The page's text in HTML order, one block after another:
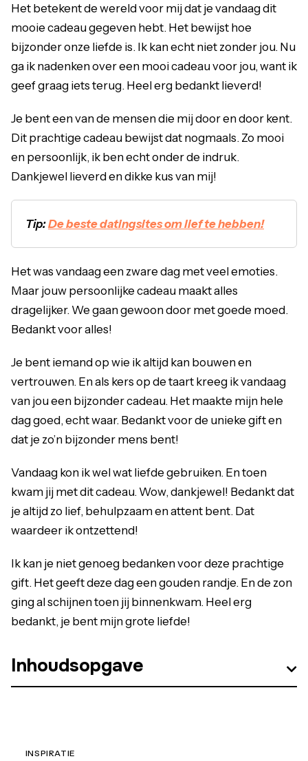
Het betekent de wereld voor mij dat je vandaag dit
mooie cadeau gegeven hebt. Het bewijst hoe
bijzonder onze liefde is. Ik kan echt niet zonder jou. Nu
ga ik nadenken over een mooi cadeau voor jou, want ik
geef graag iets terug. Heel erg bedankt lieverd!
Je bent een van de mensen die mij door en door kent.
Dit prachtige cadeau bewijst dat nogmaals. Zo mooi
en persoonlijk, ik ben echt onder de indruk.
Dankjewel lieverd en dikke kus van mij!
Tip:De beste datingsites om lief te hebben!
Het was vandaag een zware dag met veel emoties.
Maar jouw persoonlijke cadeau maakt alles
dragelijker. We gaan gewoon door met goede moed.
Bedankt voor alles!
Je bent iemand op wie ik altijd kan bouwen en
vertrouwen. En als kers op de taart kreeg ik vandaag
van jou een bijzonder cadeau. Het maakte mijn hele
dag goed, echt waar. Bedankt voor de unieke gift en
dat je zo’n bijzonder mens bent!
Vandaag kon ik wel wat liefde gebruiken. En toen
kwam jij met dit cadeau. Wow, dankjewel! Bedankt dat
je altijd zo lief, behulpzaam en attent bent. Dat
waardeer ik ontzettend!
Ik kan je niet genoeg bedanken voor deze prachtige
gift. Het geeft deze dag een gouden randje. En de zon
ging al schijnen toen jij binnenkwam. Heel erg
bedankt, je bent mijn grote liefde!
Inhoudsopgave
INSPIRATIE